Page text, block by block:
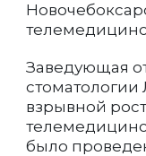
Заведующая
стоматологии
взрывной
было